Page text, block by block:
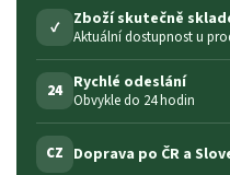
✓ Zboží skutečně
Aktuální dostupnost u
24 Rychlé odeslání
Obvykle do 24 hodin
CZ Doprava po ČR a